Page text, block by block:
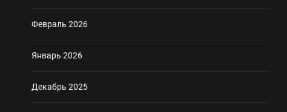
Февраль 2026
Январь 2026
Декабрь 2025